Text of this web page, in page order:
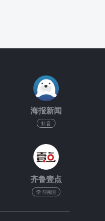
海报新闻
抖音
齐鲁壹点
学习强国